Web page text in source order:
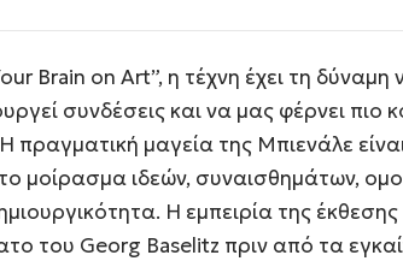
Brain on Art”, η τέχνη έχει τη δύναμη
συνδέσεις και να μας φέρνει πιο
πραγματική μαγεία της Μπιενάλε
μοίρασμα ιδεών, συναισθημάτων,
Η εμπειρία της
του Georg Baselitz πριν από τα